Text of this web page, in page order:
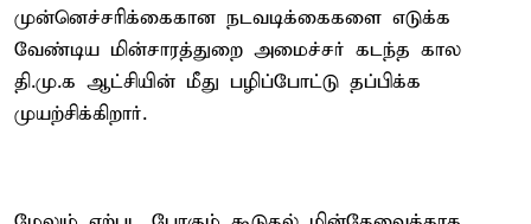
முன்னெச்சரிக்கைகான நடவடிக்கைகளை எடுக்க
வேண்டிய மின்சாரத்துறை அமைச்சர் கடந்த கால
தி.மு.க ஆட்சியின் மீது பழிப்போட்டு தப்பிக்க
முயற்சிக்கிறார்.